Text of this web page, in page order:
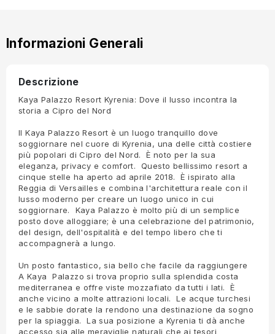
Informazioni Generali
Descrizione
Kaya Palazzo Resort Kyrenia: Dove il lusso incontra la
storia a Cipro del Nord
Il Kaya Palazzo Resort è un luogo tranquillo dove
soggiornare nel cuore di Kyrenia, una delle città costiere
più popolari di Cipro del Nord. È noto per la sua
eleganza, privacy e comfort. Questo bellissimo resort a
cinque stelle ha aperto ad aprile 2018. È ispirato alla
Reggia di Versailles e combina l'architettura reale con il
lusso moderno per creare un luogo unico in cui
soggiornare. Kaya Palazzo è molto più di un semplice
posto dove alloggiare; è una celebrazione del patrimonio,
del design, dell'ospitalità e del tempo libero che ti
accompagnerà a lungo.
Un posto fantastico, sia bello che facile da raggiungere
A Kaya Palazzo si trova proprio sulla splendida costa
mediterranea e offre viste mozzafiato da tutti i lati. È
anche vicino a molte attrazioni locali. Le acque turchesi
e le sabbie dorate la rendono una destinazione da sogno
per la spiaggia. La sua posizione a Kyrenia ti dà anche
accesso sia alle meraviglie naturali che ai tesori